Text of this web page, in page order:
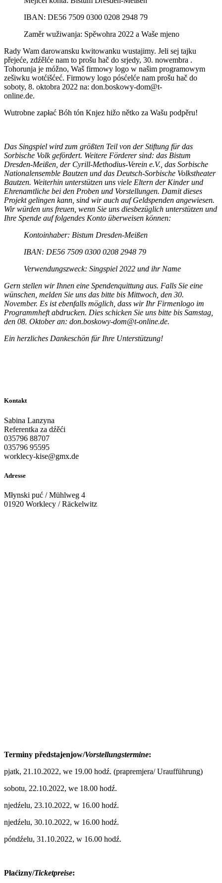
IBAN: DE56 7509 0300 0208 2948 79
Zaměr wužiwanja: Spěwohra 2022 a Waše mjeno
Rady Wam darowansku kwitowanku wustajimy. Jeli sej tajku
přejeće, zdźělće nam to prošu hač do srjedy, 30. nowembra .
Tohorunja je móžno, Waš firmowy logo w našim programowym
zešiwku wotćišćeć. Firmowy logo pósćelće nam prošu hač do
soboty, 8. oktobra 2022 na: don.boskowy-dom@t-
online.de.
Wutrobne zapłać Bóh tón Knjez hižo nětko za Wašu podpěru!
Das Singspiel wird zum größten Teil von der Stiftung für das
Sorbische Volk gefördert. Weitere Förderer sind: das Bistum
Dresden-Meißen, der Cyrill-Methodius-Verein e.V., das Sorbische
Nationalensemble Bautzen und das Deutsch-Sorbische Volkstheater
Bautzen. Weiterhin unterstützen uns viele Eltern der Kinder und
Ehrenamtliche bei den Proben und Vorstellungen. Damit dieses
Projekt gelingen kann, sind wir auch auf Geldspenden angewiesen.
Wir würden uns freuen, wenn Sie uns diesbezüglich unterstützen und
Ihre Spende auf folgendes Konto überweisen können:
Kontoinhaber: Bistum Dresden-Meißen
IBAN: DE56 7509 0300 0208 2948 79
Verwendungszweck: Singspiel 2022 und ihr Name
Gern stellen wir Ihnen eine Spendenquittung aus. Falls Sie eine
wünschen, melden Sie uns das bitte bis Mittwoch, den 30.
November. Es ist ebenfalls möglich, dass wir Ihr Firmenlogo im
Programmheft abdrucken. Dies schicken Sie uns bitte bis Samstag,
den 08. Oktober an: don.boskowy-dom@t-online.de.
Ein herzliches Dankeschön für Ihre Unterstützung!
Kontakt
Sabina Lanzyna
Referentka za dźěći
035796 88707
035796 95595
worklecy-kise@gmx.de
Adresse
Młynski puć / Mühlweg 4
01920 Worklecy / Räckelwitz
Terminy předstajenjow/Vorstellungstermine:
pjatk, 21.10.2022, we 19.00 hodź. (prapremjera/ Uraufführung)
sobotu, 22.10.2022, we 18.00 hodź.
njedźelu, 23.10.2022, w 16.00 hodź.
njedźelu, 30.10.2022, w 16.00 hodź.
póndźelu, 31.10.2022, w 16.00 hodź.
Płaćizny/Ticketpreise: